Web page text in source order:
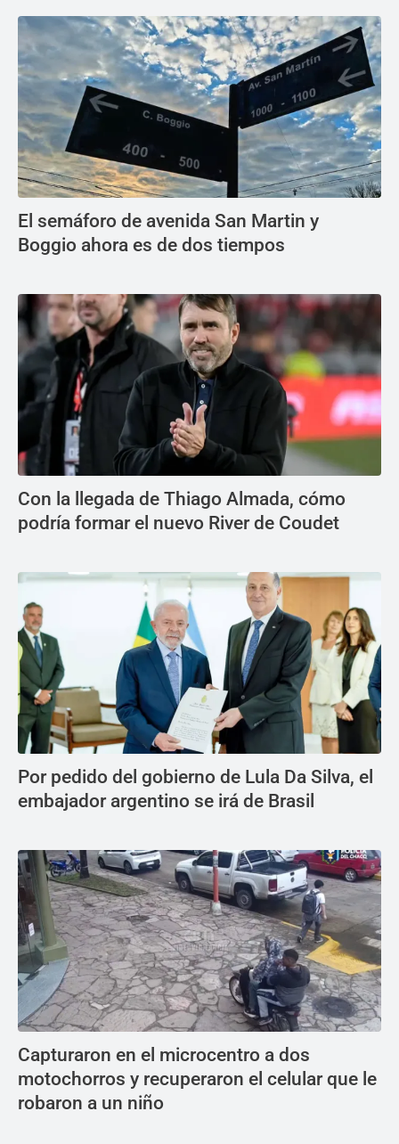
El semáforo de avenida San Martin y
Boggio ahora es de dos tiempos
Con la llegada de Thiago Almada, cómo
podría formar el nuevo River de Coudet
Por pedido del gobierno de Lula Da Silva, el
embajador argentino se irá de Brasil
Capturaron en el microcentro a dos
motochorros y recuperaron el celular que le
robaron a un niño